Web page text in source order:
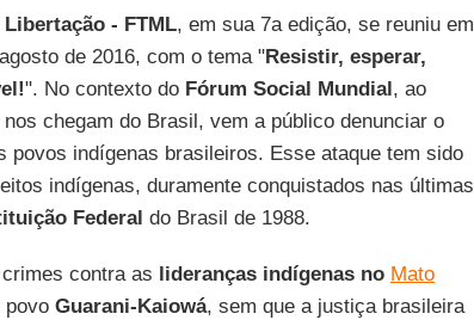
- FTML, em sua 7a edição, se reuniu em
de 2016, com o tema "Resistir, esperar,
". No contexto do Fórum Social Mundial, ao
chegam do Brasil, vem a público denunciar o
povos indígenas brasileiros. Esse ataque tem sido
indígenas, duramente conquistados nas últimas
Federal do Brasil de 1988.
contra as lideranças indígenas no Mato
povo Guarani-Kaiowá, sem que a justiça brasileira